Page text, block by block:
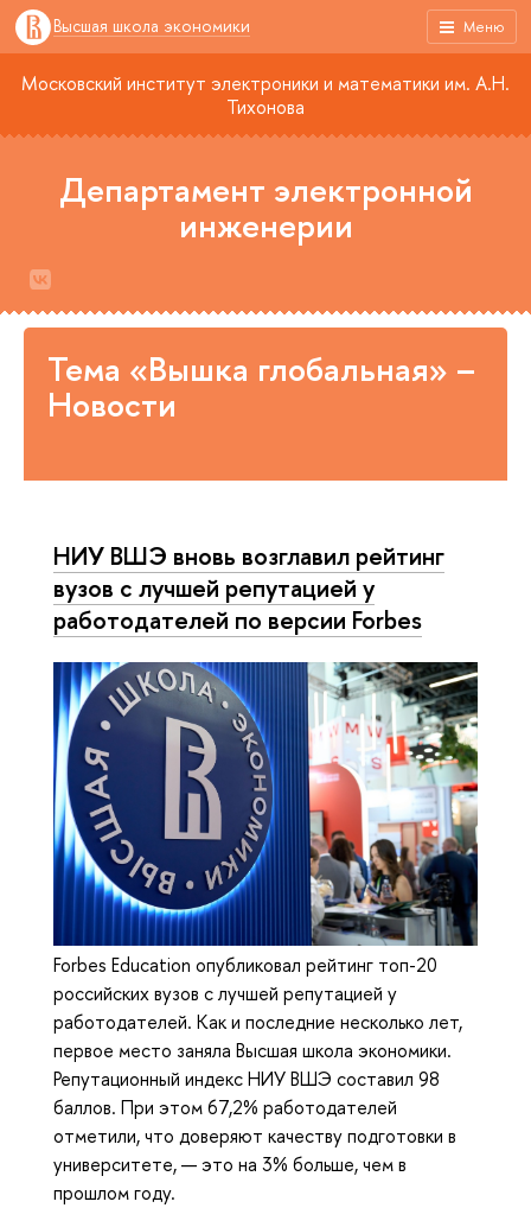
Меню
Высшая школа экономики
Московский институт электроники и математики им. А.Н.
Тихонова
Департамент электронной
инженерии
Тема «Вышка глобальная» –
Новости
НИУ ВШЭ вновь возглавил рейтинг
вузов с лучшей репутацией у
работодателей по версии Forbes
Forbes Education опубликовал рейтинг топ-20
российских вузов с лучшей репутацией у
работодателей. Как и последние несколько лет,
первое место заняла Высшая школа экономики.
Репутационный индекс НИУ ВШЭ составил 98
баллов. При этом 67,2% работодателей
отметили, что доверяют качеству подготовки в
университете, — это на 3% больше, чем в
прошлом году.